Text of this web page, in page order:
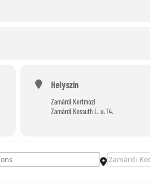
Helyszín
Zamárdi Kertmozi
Zamárdi Kossuth L. u. 14.
Destination